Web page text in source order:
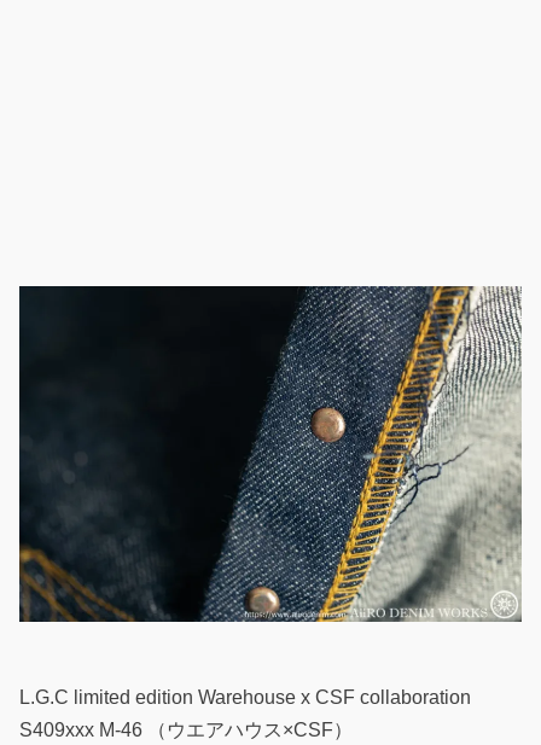
L.G.C limited edition Warehouse x CSF collaboration
S409xxx M-46 （ウエアハウス×CSF）